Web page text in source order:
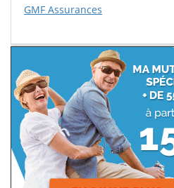
GMF Assurances